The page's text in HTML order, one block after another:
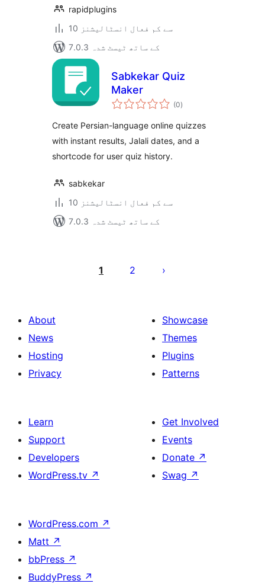
rapidplugins
10 سے کم فعال انسٹالیشنز
7.0.3 کے ساتھ ٹیسٹ شدہ
Sabkekar Quiz
Maker
(0مجموعی
درجہ
)
Create Persian-language online quizzes
with instant results, Jalali dates, and a
shortcode for user quiz history.
sabkekar
10 سے کم فعال انسٹالیشنز
7.0.3 کے ساتھ ٹیسٹ شدہ
pagination
1 2
About
News
Hosting
Privacy
Showcase
Themes
Plugins
Patterns
Learn
Support
Developers
WordPress.tv ↗
Get Involved
Events
Donate ↗
Swag ↗
WordPress.com ↗
Matt ↗
bbPress ↗
BuddyPress ↗